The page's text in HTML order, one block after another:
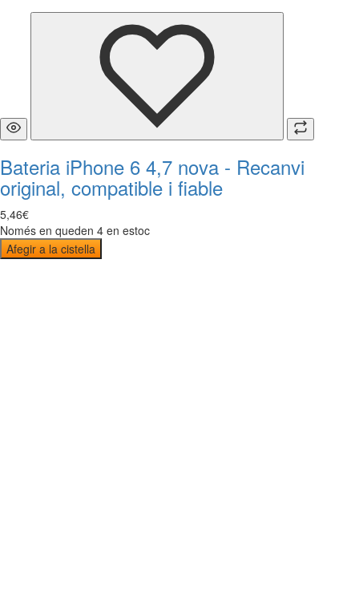
Bateria iPhone 6 4,7 nova - Recanvi
original, compatible i fiable
5,46€
Només en queden 4 en estoc
Afegir a la cistella